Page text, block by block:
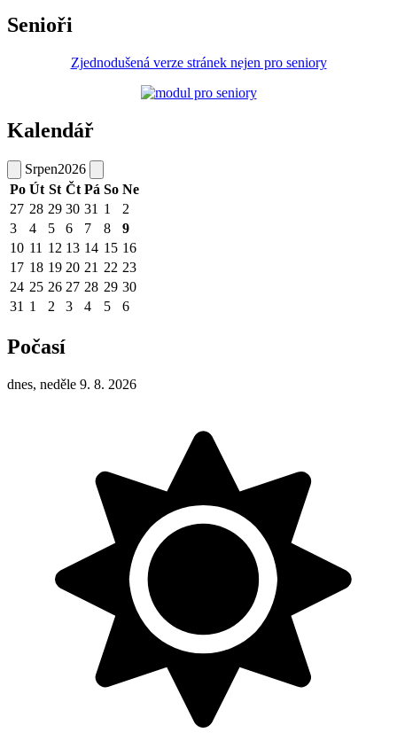
Senioři
Zjednodušená verze stránek nejen pro seniory
Kalendář
Srpen2026
Po Út St Čt Pá So Ne
27 28 29 30 31 1
2
3
4 5 6 7 8
9
10 11 12 13 14 15 16
17 18 19 20 21 22 23
24 25 26 27 28 29 30
31 1 2 3 4 5 6
Počasí
dnes, neděle 9. 8. 2026